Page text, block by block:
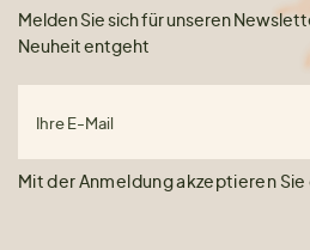
Melden Sie sich für unseren
Neuheit entgeht
Ihre E-Mail
Mit der Anmeldung akzeptieren Sie